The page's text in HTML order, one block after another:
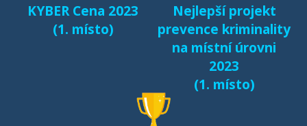
Fenomén Minecraft v
českém prostředí
Další výsledky jsou k
KYBER Cena 2023
(1. místo)
Nejlepší projekt
prevence kriminality
na místní úrovni
2023
(1. místo)